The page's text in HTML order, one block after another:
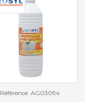
Référence: AG03094